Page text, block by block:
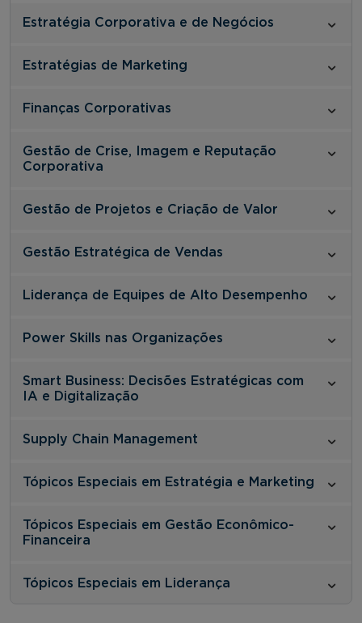
Estratégia Corporativa e de Negócios
Estratégias de Marketing
Finanças Corporativas
Gestão de Crise, Imagem e Reputação
Corporativa
Gestão de Projetos e Criação de Valor
Gestão Estratégica de Vendas
Liderança de Equipes de Alto Desempenho
Power Skills nas Organizações
Smart Business: Decisões Estratégicas com
IA e Digitalização
Supply Chain Management
Tópicos Especiais em Estratégia e Marketing
Tópicos Especiais em Gestão Econômico-
Financeira
Tópicos Especiais em Liderança